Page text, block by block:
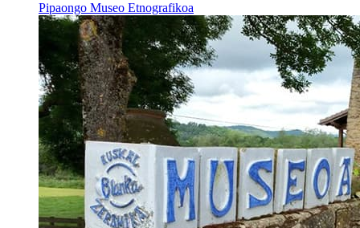
Pipaongo Museo Etnografikoa